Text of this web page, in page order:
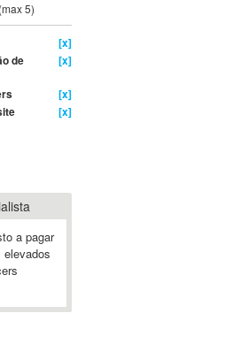
(max 5)
[x]
de
[x]
[x]
[x]
a pagar